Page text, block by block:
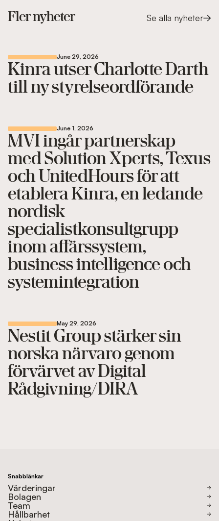
Fler nyheter Se alla nyheter
June 29, 2026
Kinra utser Charlotte Darth
till ny styrelseordförande
June 1, 2026
MVI ingår partnerskap
med Solution Xperts, Texus
och UnitedHours för att
etablera Kinra, en ledande
nordisk
specialistkonsultgrupp
inom affärssystem,
business intelligence och
systemintegration
May 29, 2026
Nestit Group stärker sin
norska närvaro genom
förvärvet av Digital
Rådgivning/DIRA
Snabblänkar
Värderingar
Bolagen
Team
Hållbarhet